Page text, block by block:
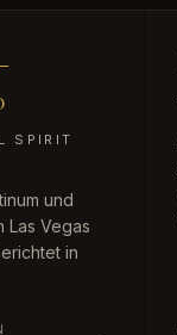
SPIRIT
und
Las Vegas
in